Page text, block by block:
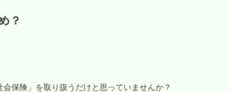
？
保険」を取り扱うだけと思っていませんか？